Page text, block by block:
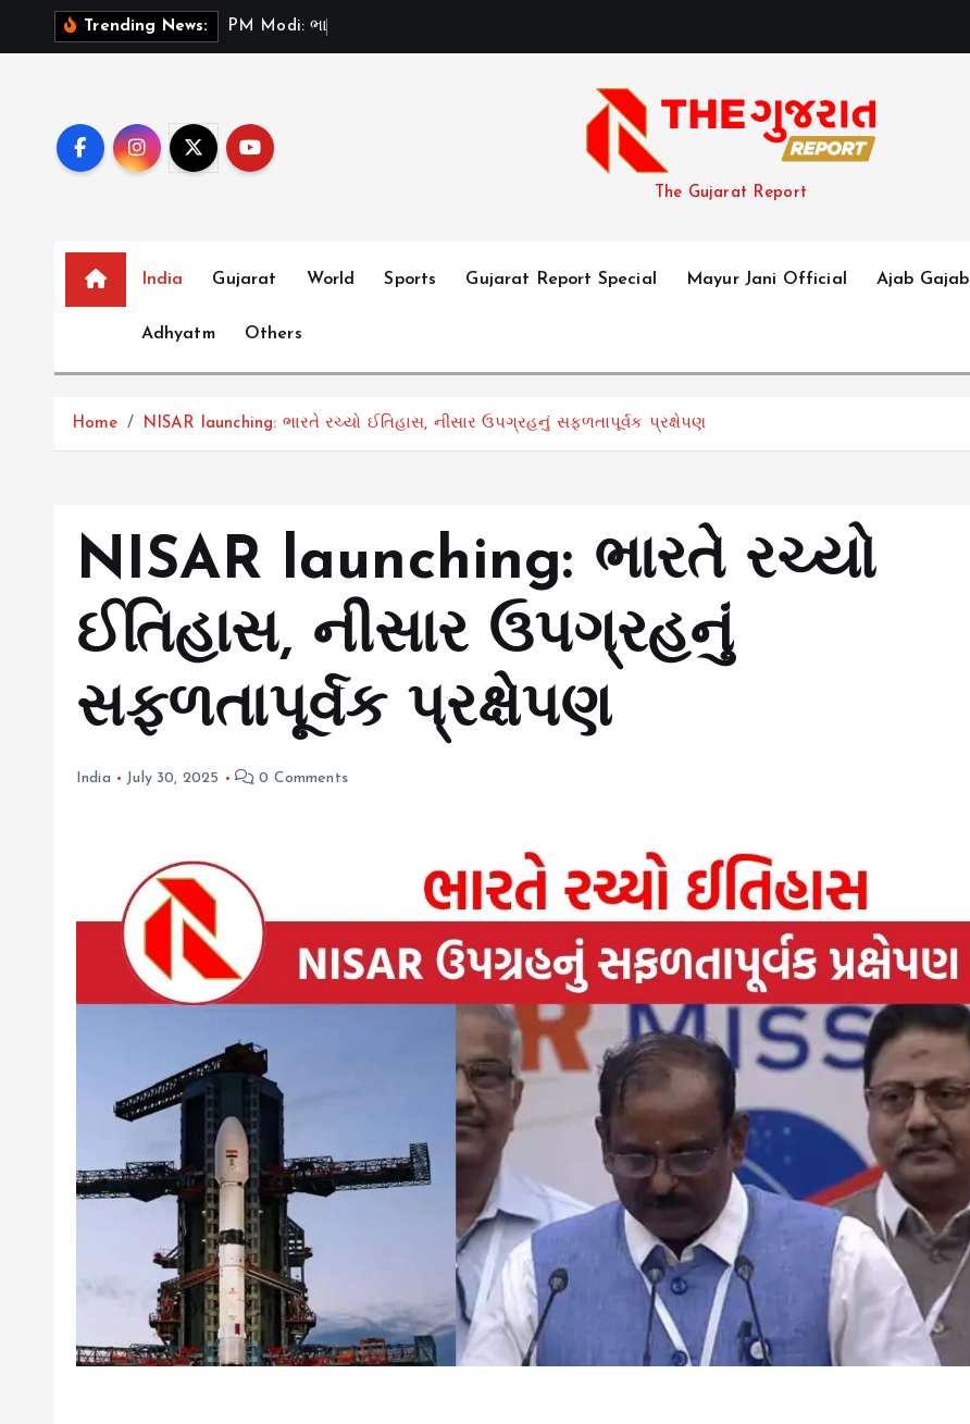
Trending News: P M M o d i: ભ
The Gujarat Report
India Gujarat World Sports Gujarat Report Special Mayur Jani Official Ajab Gajab
Adhyatm Others
Home NISAR launching: ભારતે રચ્યો ઈતિહાસ, નીસાર ઉપગ્રહનું સફળતાપૂર્વક પ્રક્ષેપણ
NISAR launching: ભારતે રચ્યો
ઈતિહાસ, નીસાર ઉપગ્રહનું
સફળતાપૂર્વક પ્રક્ષેપણ
India July 30, 2025 0 Comments